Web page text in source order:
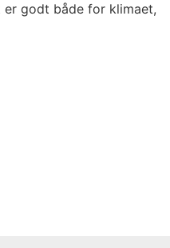
godt både for klimaet,